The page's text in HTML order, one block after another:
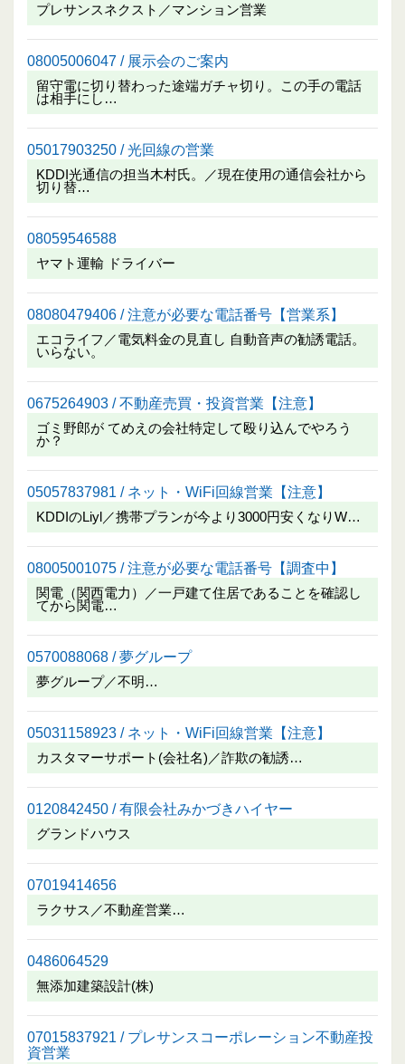
プレサンスネクスト／マンション営業
08005006047 / 展示会のご案内
留守電に切り替わった途端ガチャ切り。この手の電話
は相手にし…
05017903250 / 光回線の営業
KDDI光通信の担当木村氏。／現在使用の通信会社から
切り替…
08059546588
ヤマト運輸 ドライバー
08080479406 / 注意が必要な電話番号【営業系】
エコライフ／電気料金の見直し 自動音声の勧誘電話。
いらない。
0675264903 / 不動産売買・投資営業【注意】
ゴミ野郎が てめえの会社特定して殴り込んでやろう
か？
05057837981 / ネット・WiFi回線営業【注意】
KDDIのLiyl／携帯プランが今より3000円安くなりW…
08005001075 / 注意が必要な電話番号【調査中】
関電（関西電力）／一戸建て住居であることを確認し
てから関電…
0570088068 / 夢グループ
夢グループ／不明…
05031158923 / ネット・WiFi回線営業【注意】
カスタマーサポート(会社名)／詐欺の勧誘…
0120842450 / 有限会社みかづきハイヤー
グランドハウス
07019414656
ラクサス／不動産営業…
0486064529
無添加建築設計(株)
07015837921 / プレサンスコーポレーション不動産投
資営業